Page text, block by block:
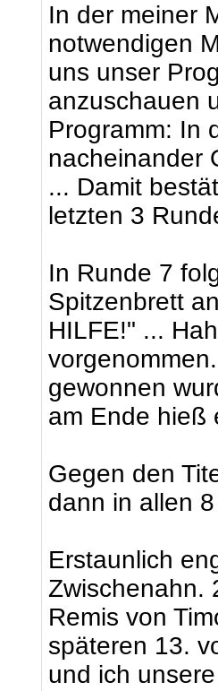
In der meiner
notwendigen
uns unser
anzuschauen
Programm: In
nacheinander
... Damit
letzten 3
In Runde 7
Spitzenbrett
HILFE!" ...
gewonnen
am Ende hieß
Gegen den
dann in allen
Erstaunlich
Zwischenahn.
Remis von
späteren 13.
und ich